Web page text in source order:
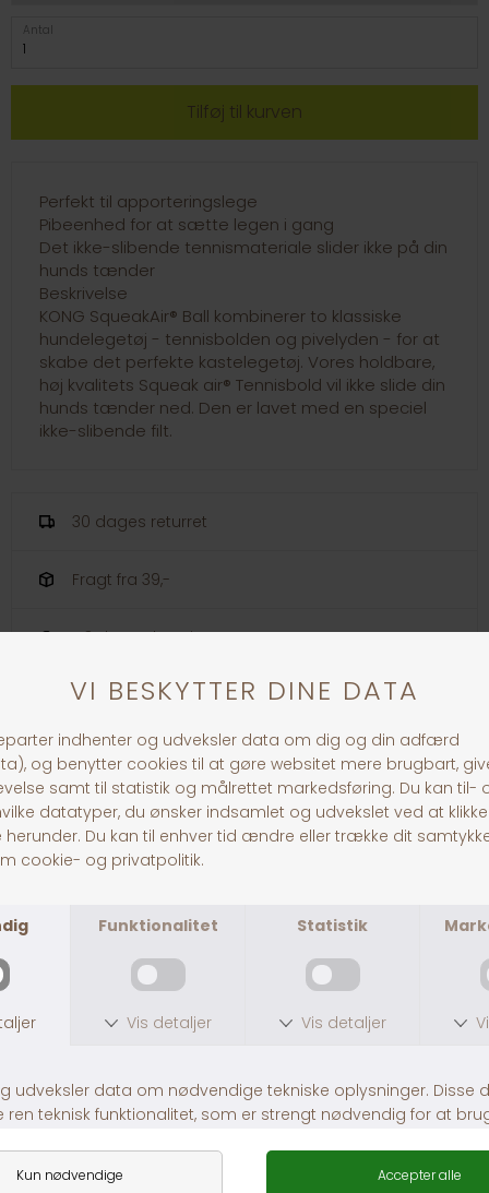
Antal
Perfekt til apporteringslege
Pibeenhed for at sætte legen i gang
Det ikke-slibende tennismateriale slider ikke på din
hunds tænder
Beskrivelse
KONG SqueakAir® Ball kombinerer to klassiske
hundelegetøj - tennisbolden og pivelyden - for at
skabe det perfekte kastelegetøj. Vores holdbare,
høj kvalitets Squeak air® Tennisbold vil ikke slide din
hunds tænder ned. Den er lavet med en speciel
ikke-slibende filt.
30 dages returret
Fragt fra 39,-
1-3 dages levering
Andre købte også
Jolly Paw Snackbold
DKK 49,00
Dogman Plys Kanin 18 cm, Blå
DKK 59,00